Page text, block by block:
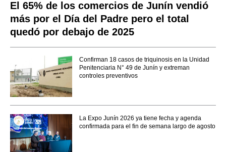
El 65% de los comercios de Junín vendió
más por el Día del Padre pero el total
quedó por debajo de 2025
Confirman 18 casos de triquinosis en la Unidad
Penitenciaria N° 49 de Junín y extreman
controles preventivos
La Expo Junín 2026 ya tiene fecha y agenda
confirmada para el fin de semana largo de agosto